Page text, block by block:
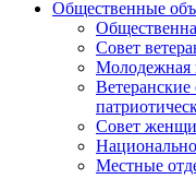
Общественные
Совет
Молодежная
Совет
Местные